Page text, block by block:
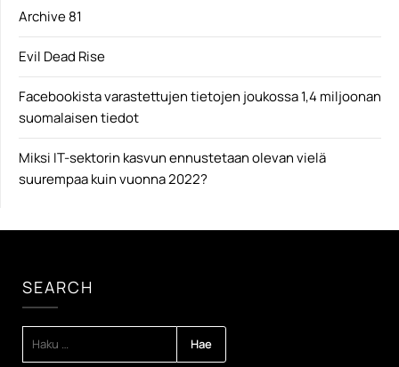
Archive 81
Evil Dead Rise
Facebookista varastettujen tietojen joukossa 1,4 miljoonan
suomalaisen tiedot
Miksi IT-sektorin kasvun ennustetaan olevan vielä
suurempaa kuin vuonna 2022?
SEARCH